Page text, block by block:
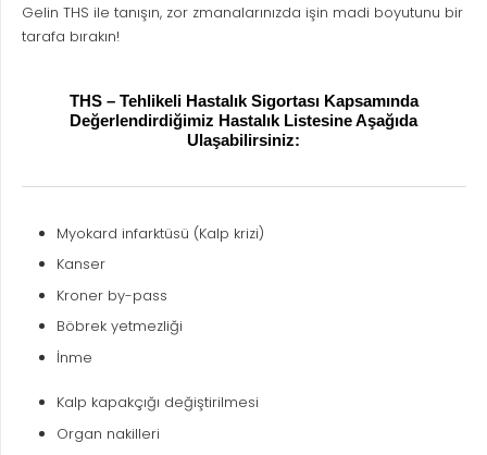
Gelin THS ile tanışın, zor zmanalarınızda işin madi boyutunu bir
tarafa bırakın!
THS – Tehlikeli Hastalık Sigortası Kapsamında
Değerlendirdiğimiz Hastalık Listesine Aşağıda
Ulaşabilirsiniz:
Myokard infarktüsü (Kalp krizi)
Kanser
Kroner by-pass
Böbrek yetmezliği
İnme
Kalp kapakçığı değiştirilmesi
Organ nakilleri